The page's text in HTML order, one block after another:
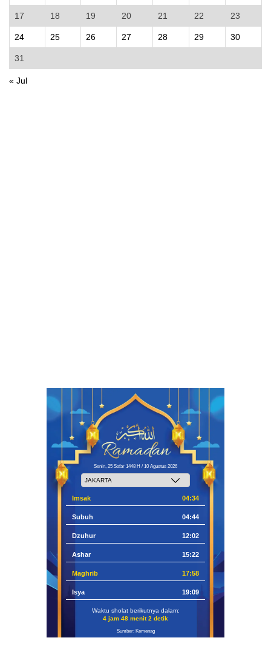
17 18 19 20 21 22 23
24 25 26 27 28 29 30
31
« Jul
Senin, 25 Safar 1448 H / 10 Agustus 2026
Imsak 04:34
Subuh 04:44
Dzuhur 12:02
Ashar 15:22
Maghrib 17:58
Isya 19:09
Waktu sholat berikutnya dalam:
4 jam 48 menit 1 detik
Sumber: Kemenag